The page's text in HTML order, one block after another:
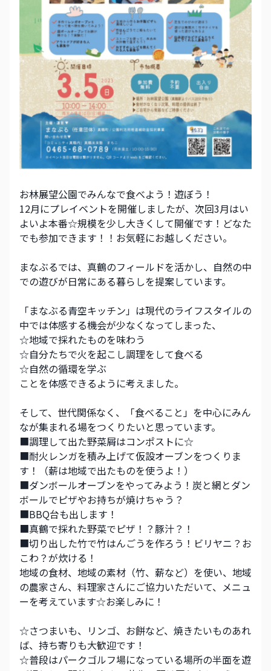
お林展望公園でみんなで食べよう！遊ぼう！
12月にプレイベントを開催しましたが、次回3月はい
よいよ本番☆規模を少し大きくして開催です！どなた
でも参加できます！！お気軽にお越しください。
まなぶるでは、真鶴のフィールドを活かし、自然の中
での遊びが日常にある暮らしを提案しています。
「まなぶる青空キッチン」は現代のライフスタイルの
中では体感する機会が少なくなってしまった、
☆地域で採れたものを味わう
☆自分たちで火を起こし調理をして食べる
☆自然の循環を学ぶ
ことを体感できるように考えました。
そして、世代関係なく、「食べること」を中心にみん
なが集まれる場をつくりたいと思っています。
■調理して出た野菜屑はコンポストに☆
■耐火レンガを積み上げて仮設オーブンをつくりま
す！（薪は地域で出たものを使うよ！）
■ダンボールオーブンをやってみよう！炭と網とダン
ボールでピザやお持ちが焼けちゃう？
■BBQ台も出します！
■真鶴で採れた野菜でピザ！？豚汁？！
■切り出した竹で竹はんごうを作ろう！ビリヤニ？お
こわ？が炊ける！
地域の食材、地域の素材（竹、薪など）を使い、地域
の農家さん、料理家さんにご協力いただいて、メニュ
ーを考えています☆お楽しみに！
☆さつまいも、リンゴ、お餅など、焼きたいものあれ
ば、持ち寄りも大歓迎です！
☆普段はパークゴルフ場になっている場所の半面を遊